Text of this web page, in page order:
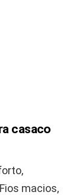
casaco
macios,